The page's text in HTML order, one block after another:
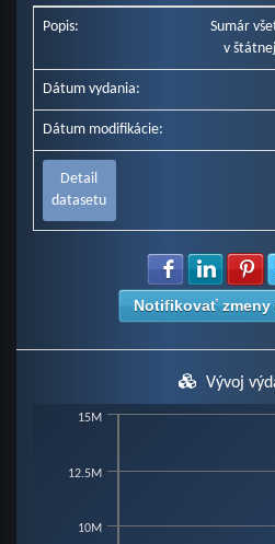
Popis:
Sumár
v
Dátum vydania:
Dátum modifikácie:
Detail
datasetu
Zdielať na
Notifikovať zmeny
Vývoj
10M
12.5M
15M